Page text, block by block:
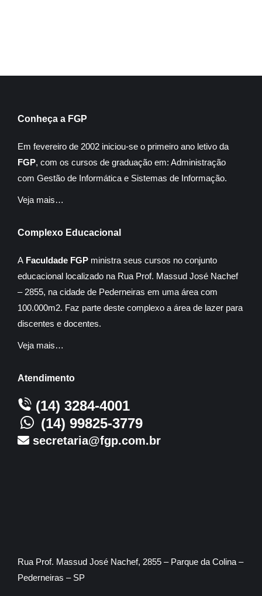
Conheça a FGP
Em fevereiro de 2002 iniciou-se o primeiro ano letivo da
FGP, com os cursos de graduação em: Administração
com Gestão de Informática e Sistemas de Informação.
Veja mais…
Complexo Educacional
A Faculdade FGP ministra seus cursos no conjunto
educacional localizado na Rua Prof. Massud José Nachef
– 2855, na cidade de Pederneiras em uma área com
100.000m2. Faz parte deste complexo a área de lazer para
discentes e docentes.
Veja mais…
Atendimento
(14) 3284-4001
(14) 99825-3779
secretaria@fgp.com.br
Rua Prof. Massud José Nachef, 2855 – Parque da Colina –
Pederneiras – SP